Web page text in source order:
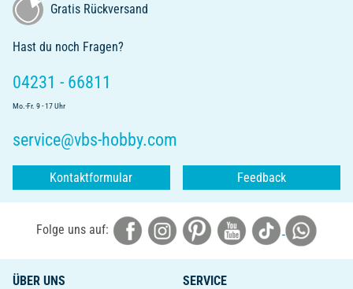
Gratis Rückversand
Hast du noch Fragen?
04231 - 66811
Mo.-Fr. 9 - 17 Uhr
service@vbs-hobby.com
Kontaktformular Feedback
Folge uns auf:
ÜBER UNS
SERVICE